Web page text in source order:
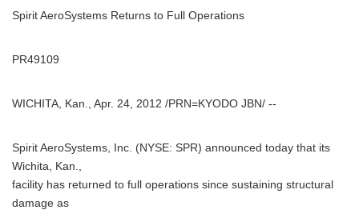
Spirit AeroSystems Returns to Full Operations
PR49109
WICHITA, Kan., Apr. 24, 2012 /PRN=KYODO JBN/ --
Spirit AeroSystems, Inc. (NYSE: SPR) announced today that its
Wichita, Kan.,
facility has returned to full operations since sustaining structural
damage as